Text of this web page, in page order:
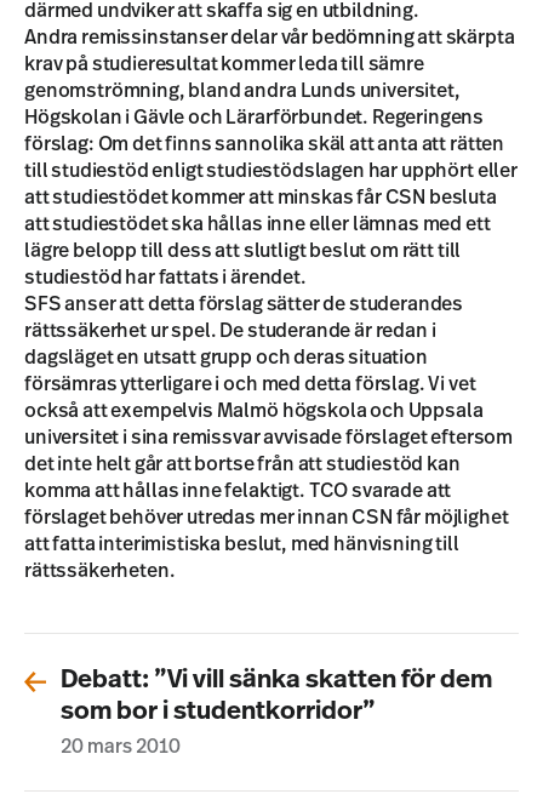
därmed undviker att skaffa sig en utbildning.
Andra remissinstanser delar vår bedömning att skärpta
krav på studieresultat kommer leda till sämre
genomströmning, bland andra Lunds universitet,
Högskolan i Gävle och Lärarförbundet. Regeringens
förslag: Om det finns sannolika skäl att anta att rätten
till studiestöd enligt studiestödslagen har upphört eller
att studiestödet kommer att minskas får CSN besluta
att studiestödet ska hållas inne eller lämnas med ett
lägre belopp till dess att slutligt beslut om rätt till
studiestöd har fattats i ärendet.
SFS anser att detta förslag sätter de studerandes
rättssäkerhet ur spel. De studerande är redan i
dagsläget en utsatt grupp och deras situation
försämras ytterligare i och med detta förslag. Vi vet
också att exempelvis Malmö högskola och Uppsala
universitet i sina remissvar avvisade förslaget eftersom
det inte helt går att bortse från att studiestöd kan
komma att hållas inne felaktigt. TCO svarade att
förslaget behöver utredas mer innan CSN får möjlighet
att fatta interimistiska beslut, med hänvisning till
rättssäkerheten.
Debatt: ”Vi vill sänka skatten för dem
som bor i studentkorridor”
20 mars 2010